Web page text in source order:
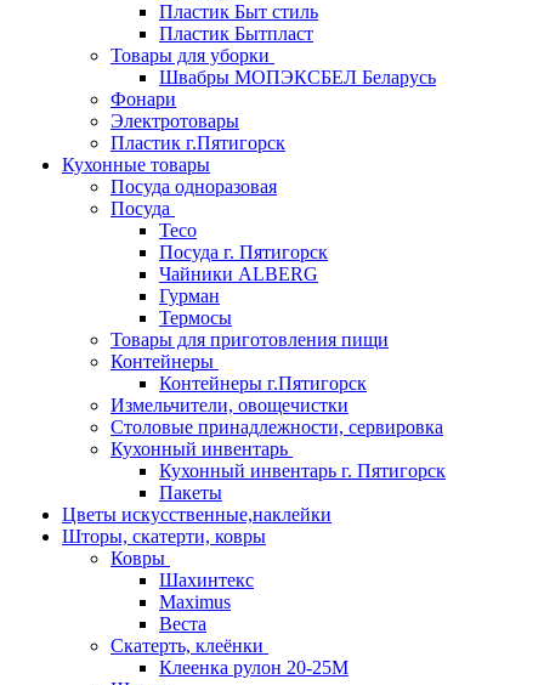
Пластик Быт стиль
Пластик Бытпласт
Товары для уборки
Швабры МОПЭКСБЕЛ Беларусь
Фонари
Электротовары
Пластик г.Пятигорск
Кухонные товары
Посуда одноразовая
Посуда
Teco
Посуда г. Пятигорск
Чайники ALBERG
Гурман
Термосы
Товары для приготовления пищи
Контейнеры
Контейнеры г.Пятигорск
Измельчители, овощечистки
Столовые принадлежности, сервировка
Кухонный инвентарь
Кухонный инвентарь г. Пятигорск
Пакеты
Цветы искусственные,наклейки
Шторы, скатерти, ковры
Ковры
Шахинтекс
Maximus
Веста
Скатерть, клеёнки
Клеенка рулон 20-25М